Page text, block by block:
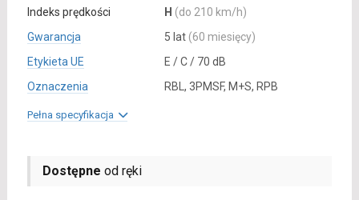
Indeks prędkości
H (do 210 km/h)
Gwarancja
5 lat (60 miesięcy)
Etykieta UE
E / C / 70 dB
Oznaczenia
RBL, 3PMSF, M+S, RPB
Pełna specyfikacja
Dostępne od ręki